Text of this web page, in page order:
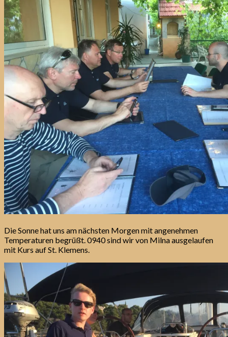
Die Sonne hat uns am nächsten Morgen mit angenehmen
Temperaturen begrüßt. 0940 sind wir von Milna ausgelaufen
mit Kurs auf St. Klemens.